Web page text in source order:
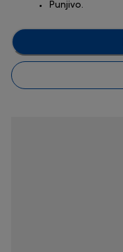
Punjivo.